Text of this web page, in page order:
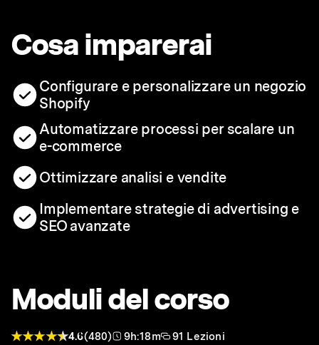
Cosa imparerai
Configurare e personalizzare un negozio
Shopify
Automatizzare processi per scalare un
e-commerce
Ottimizzare analisi e vendite
Implementare strategie di advertising e
SEO avanzate
Moduli del corso
4.6(480) 9h:18m
91 Lezioni